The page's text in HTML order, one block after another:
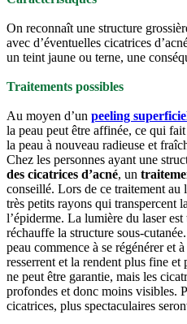
On reconnaît une structure
avec d’éventuelles cicatrices
un teint jaune ou terne, une
Traitements possibles
Au moyen d’un peeling
la peau peut être affinée, ce qui
la peau à nouveau radieuse et
Chez les personnes ayant une
des cicatrices d’acné, un
conseillé. Lors de ce traitement au
très petits rayons qui transpercent
l’épiderme. La lumière du laser
réchauffe la structure sous-
peau commence à se régénérer et
resserrent et la rendent plus fine
ne peut être garantie, mais les
profondes et donc moins visibles.
cicatrices, plus spectaculaires